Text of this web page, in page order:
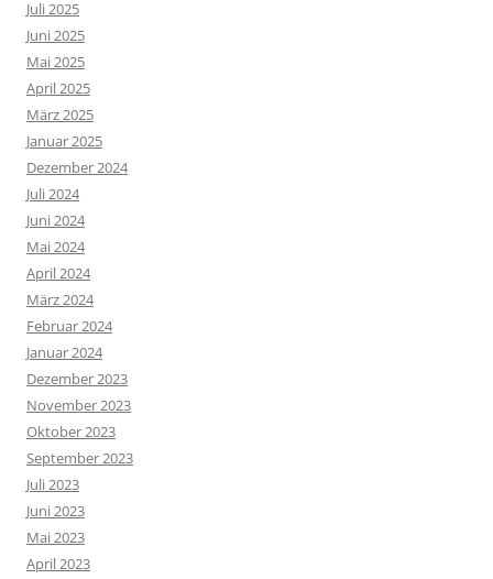
Juli 2025
Juni 2025
Mai 2025
April 2025
März 2025
Januar 2025
Dezember 2024
Juli 2024
Juni 2024
Mai 2024
April 2024
März 2024
Februar 2024
Januar 2024
Dezember 2023
November 2023
Oktober 2023
September 2023
Juli 2023
Juni 2023
Mai 2023
April 2023